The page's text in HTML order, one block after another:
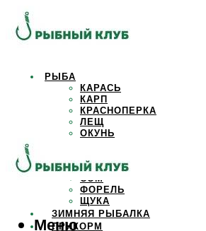
РЫБА
КАРАСЬ
КАРП
КРАСНОПЕРКА
ЛЕЩ
ОКУНЬ
САЗАН
СОМ
ФОРЕЛЬ
ЩУКА
ЗИМНЯЯ РЫБАЛКА
ПРИКОРМ
Меню